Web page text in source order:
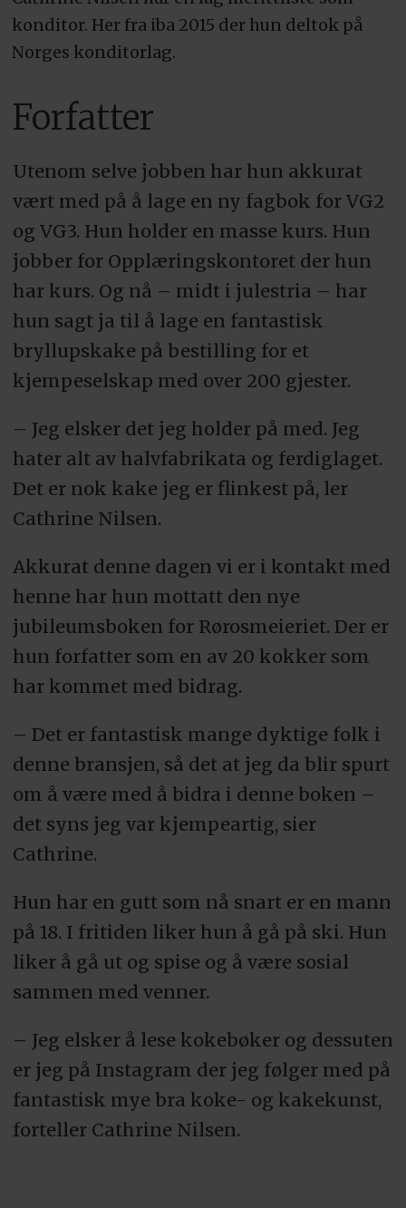
konditor. Her fra iba 2015 der hun deltok på
Norges konditorlag.
Forfatter
Utenom selve jobben har hun akkurat
vært med på å lage en ny fagbok for VG2
og VG3. Hun holder en masse kurs. Hun
jobber for Opplæringskontoret der hun
har kurs. Og nå – midt i julestria – har
hun sagt ja til å lage en fantastisk
bryllupskake på bestilling for et
kjempeselskap med over 200 gjester.
– Jeg elsker det jeg holder på med. Jeg
hater alt av halvfabrikata og ferdiglaget.
Det er nok kake jeg er flinkest på, ler
Cathrine Nilsen.
Akkurat denne dagen vi er i kontakt med
henne har hun mottatt den nye
jubileumsboken for Rørosmeieriet. Der er
hun forfatter som en av 20 kokker som
har kommet med bidrag.
– Det er fantastisk mange dyktige folk i
denne bransjen, så det at jeg da blir spurt
om å være med å bidra i denne boken –
det syns jeg var kjempeartig, sier
Cathrine.
Hun har en gutt som nå snart er en mann
på 18. I fritiden liker hun å gå på ski. Hun
liker å gå ut og spise og å være sosial
sammen med venner.
– Jeg elsker å lese kokebøker og dessuten
er jeg på Instagram der jeg følger med på
fantastisk mye bra koke- og kakekunst,
forteller Cathrine Nilsen.